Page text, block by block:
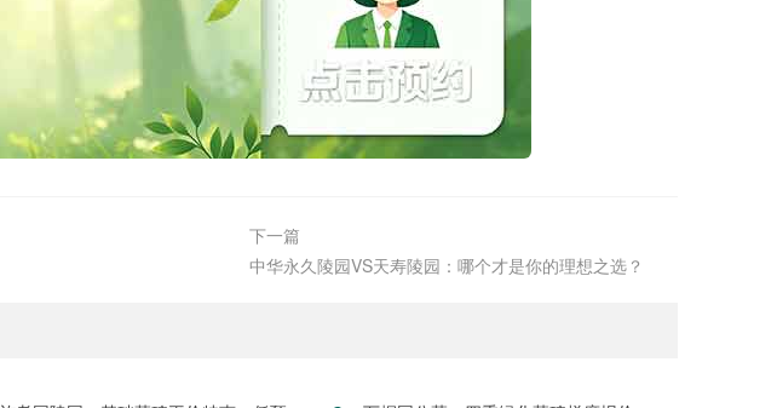
下一篇
中华永久陵园VS天寿陵园：哪个才是你的理想之选？